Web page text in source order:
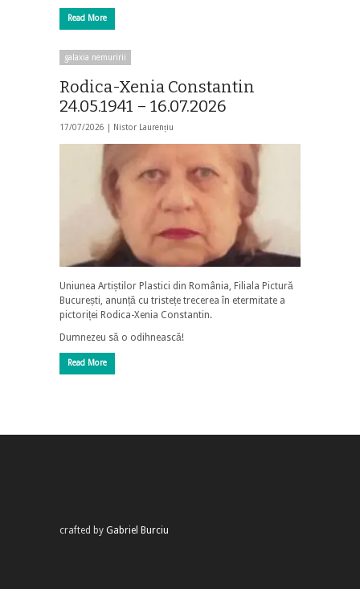
Read More
galaxia nemuririi
Rodica-Xenia Constantin
24.05.1941 – 16.07.2026
17/07/2026 | Nistor Laurențiu
Uniunea Artiștilor Plastici din România, Filiala Pictură
București, anunță cu tristețe trecerea în etermitate a
pictoriței Rodica-Xenia Constantin.
Dumnezeu să o odihnească!
Read More
crafted by Gabriel Burciu